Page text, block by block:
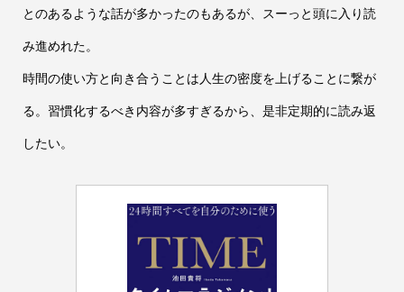
とのあるような話が多かったのもあるが、スーっと頭に入り読
み進めれた。
時間の使い方と向き合うことは人生の密度を上げることに繋が
る。習慣化するべき内容が多すぎるから、是非定期的に読み返
したい。